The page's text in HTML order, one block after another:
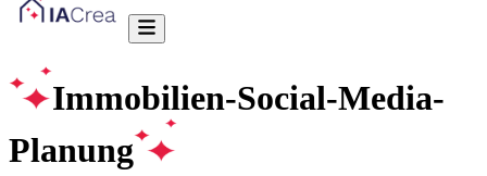
Immobilien-Social-Media-
Planung